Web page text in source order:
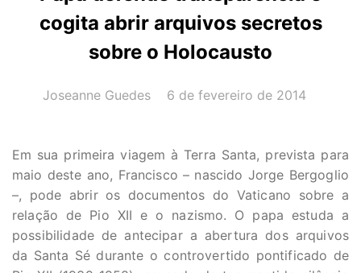
cogita abrir arquivos secretos
sobre o Holocausto
AUTOR(A):
Joseanne Guedes DATA:
6 de fevereiro de 2014
Em sua primeira viagem à Terra Santa, prevista para
maio deste ano, Francisco – nascido Jorge Bergoglio
–, pode abrir os documentos do Vaticano sobre a
relação de Pio XII e o nazismo. O papa estuda a
possibilidade de antecipar a abertura dos arquivos
da Santa Sé durante o controvertido pontificado de